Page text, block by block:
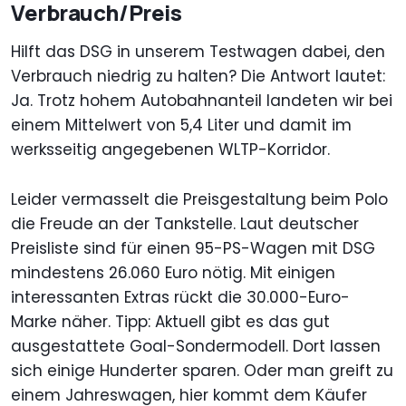
Verbrauch/Preis
Hilft das DSG in unserem Testwagen dabei, den
Verbrauch niedrig zu halten? Die Antwort lautet:
Ja. Trotz hohem Autobahnanteil landeten wir bei
einem Mittelwert von 5,4 Liter und damit im
werksseitig angegebenen WLTP-Korridor.
Leider vermasselt die Preisgestaltung beim Polo
die Freude an der Tankstelle. Laut deutscher
Preisliste sind für einen 95-PS-Wagen mit DSG
mindestens 26.060 Euro nötig. Mit einigen
interessanten Extras rückt die 30.000-Euro-
Marke näher. Tipp: Aktuell gibt es das gut
ausgestattete Goal-Sondermodell. Dort lassen
sich einige Hunderter sparen. Oder man greift zu
einem Jahreswagen, hier kommt dem Käufer